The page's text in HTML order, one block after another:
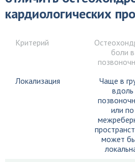
кардиологических
Критерий
боли в
Локализация
Чаще в
вдоль
или по
может